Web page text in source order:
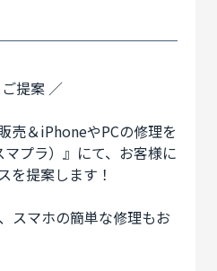
提案 ／
売＆iPhoneやPCの修理を
プラ）』にて、お客様に
を提案します！
スマホの簡単な修理もお